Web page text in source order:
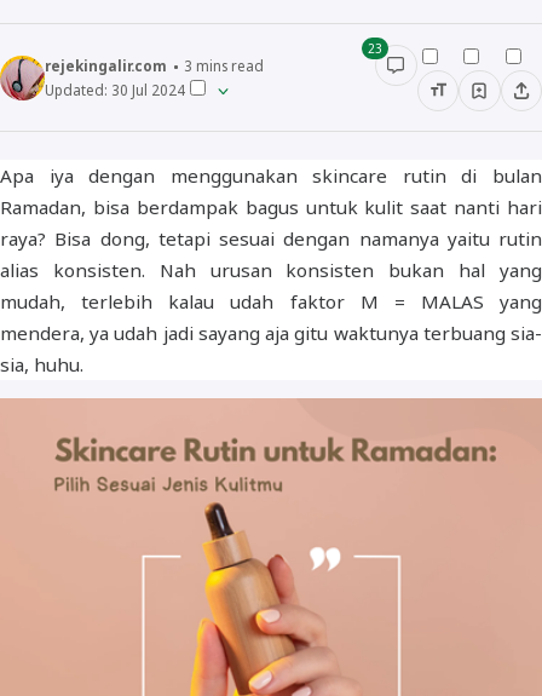
rejekingalir.com 3 mins read
Updated: 30 Jul 2024
23
Apa iya dengan menggunakan skincare rutin di bulan
Ramadan, bisa berdampak bagus untuk kulit saat nanti hari
raya? Bisa dong, tetapi sesuai dengan namanya yaitu rutin
alias konsisten. Nah urusan konsisten bukan hal yang
mudah, terlebih kalau udah faktor M = MALAS yang
mendera, ya udah jadi sayang aja gitu waktunya terbuang sia-
sia, huhu.